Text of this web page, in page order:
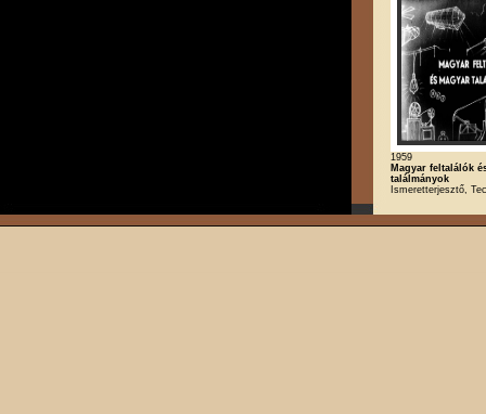
1959
Magyar feltalálók
találmányok
Ismeretterjesztő,